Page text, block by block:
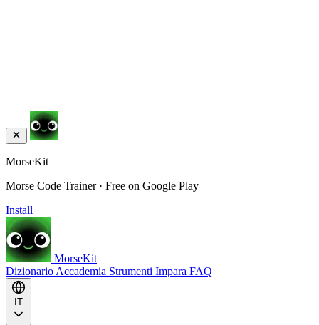
MorseKit
Morse Code Trainer · Free on Google Play
Install
MorseKit
Dizionario Accademia Strumenti Impara FAQ